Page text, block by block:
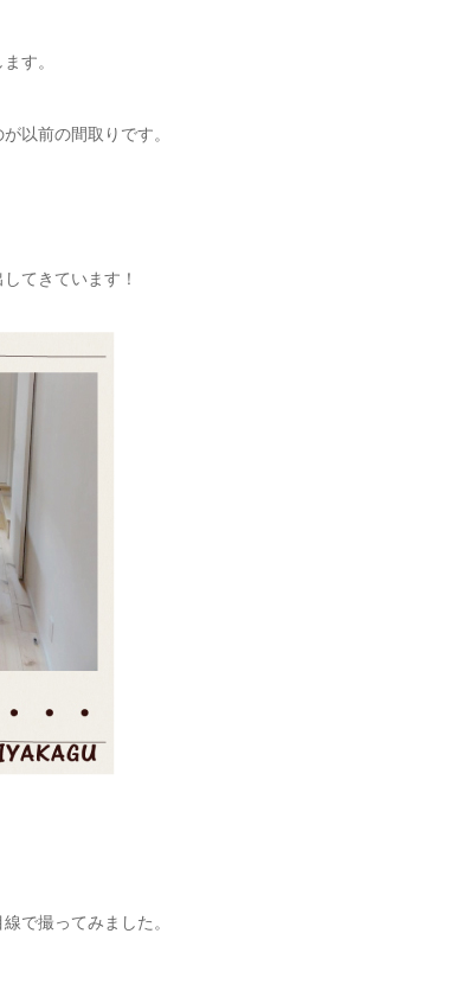
す。
以前の間取りです。
てきています！
で撮ってみました。